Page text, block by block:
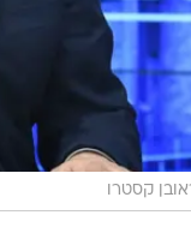
קסטרו